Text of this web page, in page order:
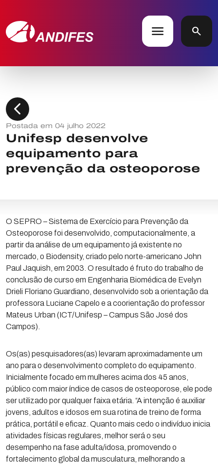
menu search
chevron_left
Postada em 04 julho 2022
Unifesp desenvolve
equipamento para
prevenção da osteoporose
O SEPRO – Sistema de Exercício para Prevenção da
Osteoporose foi desenvolvido, computacionalmente, a
partir da análise de um equipamento já existente no
mercado, o Biodensity, criado pelo norte-americano John
Paul Jaquish, em 2003. O resultado é fruto do trabalho de
conclusão de curso em Engenharia Biomédica de Evelyn
Drieli Floriano Guardiano, desenvolvido sob a orientação da
professora Luciane Capelo e a coorientação do professor
Mateus Urban (ICT/Unifesp – Campus São José dos
Campos).
Os(as) pesquisadores(as) levaram aproximadamente um
ano para o desenvolvimento completo do equipamento.
Inicialmente focado em mulheres acima dos 45 anos,
público com maior índice de casos de osteoporose, ele pode
ser utilizado por qualquer faixa etária. “A intenção é auxiliar
jovens, adultos e idosos em sua rotina de treino de forma
prática, portátil e eficaz. Quanto mais cedo o indivíduo inicia
atividades físicas regulares, melhor será o seu
desempenho na fase adulta/idosa, promovendo o
fortalecimento global da musculatura, melhorando a